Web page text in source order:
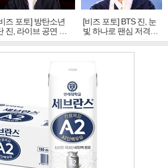
즈 포토] 방탄소년
진, 라이브 공연 중
나는 독보적 아우라
[비즈 포토] BTS 진, 눈
빛 하나로 팬심 저격…
독보적 카리스마